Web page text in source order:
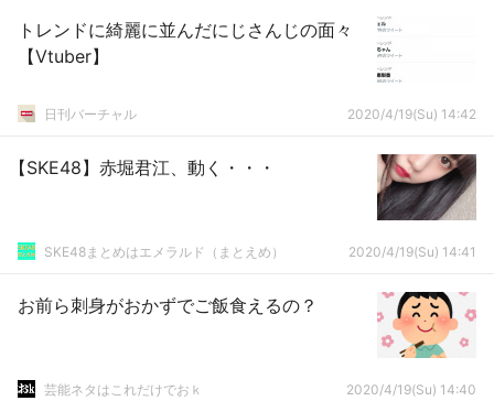
トレンドに綺麗に並んだにじさんじの面々
【Vtuber】
日刊バーチャル 2020/4/19(Su) 14:42
【SKE48】赤堀君江、動く・・・
SKE48まとめはエメラルド（まとえめ） 2020/4/19(Su) 14:41
お前ら刺身がおかずでご飯食えるの？
芸能ネタはこれだけでおｋ 2020/4/19(Su) 14:40